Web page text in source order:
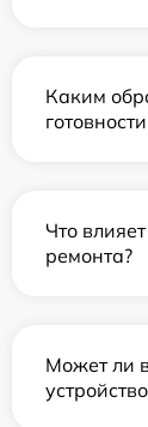
Каким
Что
ремонта?
Может ли